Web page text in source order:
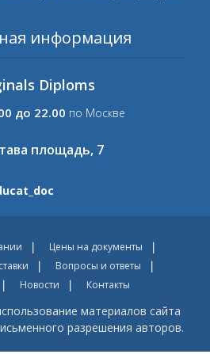
информация
Diploms
до 22.00 по Москве
площадь, 7
Цены на документы
Вопросы и ответы
Новости Контакты
материалов сайта
разрешения авторов.